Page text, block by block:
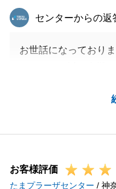
東急リバブル
センターからの返
お世話になっておりま
今後ともよろしくお
お客様評価
たまプラーザセンター / 神